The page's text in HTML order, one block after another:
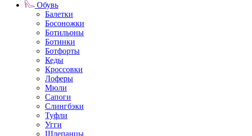
Обувь
Балетки
Босоножки
Ботильоны
Ботинки
Ботфорты
Кеды
Кроссовки
Лоферы
Мюли
Сапоги
Слингбэки
Туфли
Угги
Шлепанцы